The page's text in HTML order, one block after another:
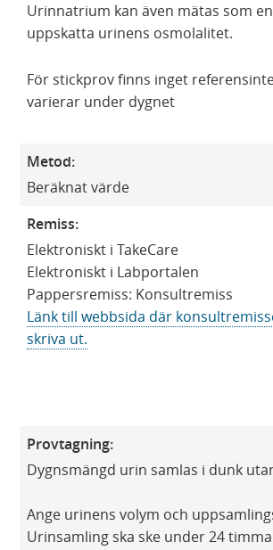
Urinnatrium kan även mätas som
uppskatta urinens osmolalitet.
För stickprov finns inget
varierar under dygnet
Metod:
Beräknat värde
Remiss:
Elektroniskt i TakeCare
Elektroniskt i Labportalen
Pappersremiss: Konsultremiss
Länk till webbsida där
skriva ut.​
Provtagning:
Dygnsmängd urin samlas i dunk
Ange urinens volym och
Urinsamling ska ske under 24